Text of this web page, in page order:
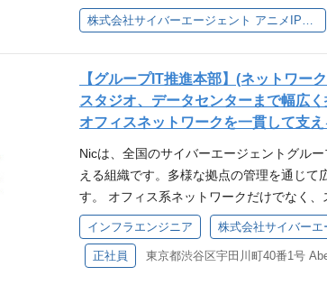
援が手厚い環境 ・エンジニア主体の組織
経験・スキル 【必須の経験・スキル】 以
サーバーサイドの開発経験 データベース
発・設計経験 【歓迎する経験・知識】 下
サーバーサイド開発2年以上 AWSの利用
験 AIエージェントを使った開発経験（個人
物像 当事者意識を持って仲間と協力しなが
る柔軟性・適応力のある人 素直さと向上心
レンジ精神があり、失敗を恐れずに動ける
感度が高い人 主な利用技術 AWS( ECS,
10月に新設された組織で、社内ID管理、権
えると共に社員数も増えており、時代とと
の柔軟性も高まっている中で、ID管理のセ
ことが求められています。 今回募集してい
プの次の20年の生産性や安全性を最大化
的に作り直す組織として2023年10月に新
名の社員のID管理をより高いセキュリティ
営ができるよう組織を強化したく、採用す
率化とセキュリティ強化がますます重要な
現するためには、優秀なエンジニアによる
日本での導入事例がない最先端の活用提案
られない経験を得ることも出来ます。 単な
しい技術領域にもアンテナを広げ、会社や
高く取り組める方、あるいはスタートア
のサポートに面白みを感じる人に適したポ
ンの魅力 グループ横断でIT資産・契約を最
出に直接関われるポジション 最先端の商
の先進的な活用事例に携わり、他では得難
するやりがいを実感できます。 購買ネゴ
ループ子会社での最新のSaaSなどのITシ
す。 各部門のITシステム利用状況・契約状
ョンを掲げ、進化の早いインターネット産
人材力を強みに「変化対応力」を培うこと
てまいりました。 現在では、アニメ・縦
知的財産分野にも事業領域を広げ、全世
ツ作りに励んでおります。 業務内容 ・画
援開発 応募要件 必須要件 機械学習、画像
PyTorchやTensorFlowなどの機械学習フ
する専門知識 CVに関する国内外での論文
V以外の分野の専門知識、特にNLP領域の
ョン、深度推定など、特定タスクの高度な
学処理に関連するアルゴリズムの最適化の
ラミングの開発経験 求められるマインド
【グループIT推進本部】(ネットワー
スタジオ、データセンターまで幅広
オフィスネットワークを一貫して支え
Nicは、全国のサイバーエージェントグル
える組織です。多様な拠点の管理を通じて
す。 オフィス系ネットワークだけでなく、
連携を通じて最新技術に触れる機会が豊富
アとして成長できる環境です。 業務内容
オフィスネットワークの企画、設計、構築
インフラエンジニア
正社員 東京都渋谷区宇田川町40番1号